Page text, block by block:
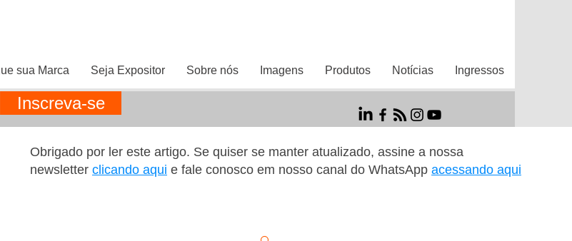
sua Marca Seja Expositor Sobre nós Imagens Produtos Notícias Ingressos
Inscreva-se
Obrigado por ler este artigo. Se quiser se manter atualizado, assine a nossa
newsletter clicando aqui e fale conosco em nosso canal do WhatsApp acessando aqui